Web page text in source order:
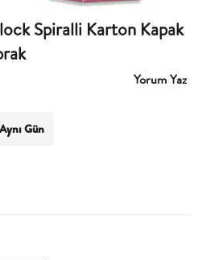
Spiralli Karton Kapak
Yorum Yaz
Aynı Gün